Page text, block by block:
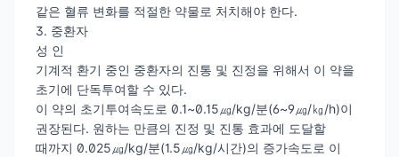
같은 혈류 변화를 적절한 약물로 처치해야 한다.
3. 중환자
성 인
기계적 환기 중인 중환자의 진통 및 진정을 위해서 이 약을
초기에 단독투여할 수 있다.
이 약의 초기투여속도로 0.1~0.15㎍/kg/분(6~9㎍/㎏/h)이
권장된다. 원하는 만큼의 진정 및 진통 효과에 도달할
때까지 0.025㎍/kg/분(1.5㎍/kg/시간)의 증가속도로 이